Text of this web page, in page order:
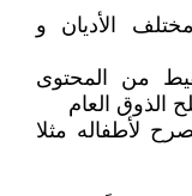
الأديان و
من المحتوى
الذوق العام
لأطفاله مثلا